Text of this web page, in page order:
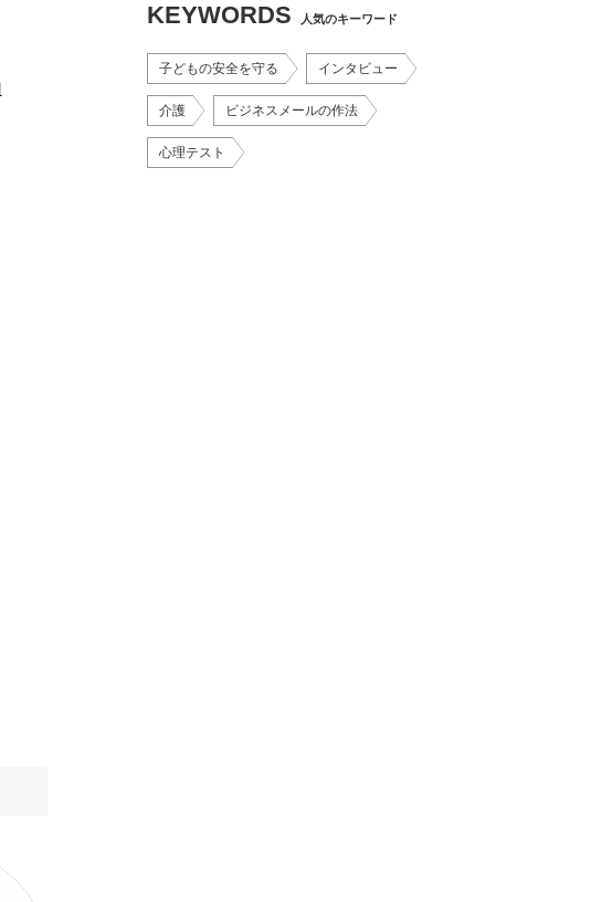
KEYWORDS 人気のキーワード
子どもの安全を守る インタビュー
介護 ビジネスメールの作法
心理テスト